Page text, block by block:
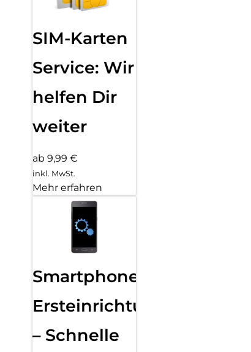
SIM-Karten
Service: Wir
helfen Dir
weiter
ab 9,99 €
inkl. MwSt.
Mehr erfahren
Smartphone
Ersteinrichtung
– Schnelle